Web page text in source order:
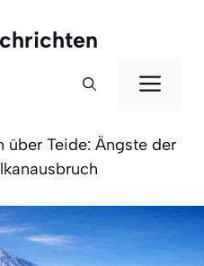
über Teide: Ängste der